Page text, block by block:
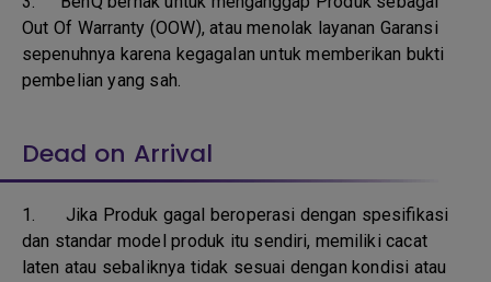
Out Of Warranty (OOW), atau menolak layanan Garansi
sepenuhnya karena kegagalan untuk memberikan bukti
pembelian yang sah.
Dead on Arrival
1. Jika Produk gagal beroperasi dengan spesifikasi
dan standar model produk itu sendiri, memiliki cacat
laten atau sebaliknya tidak sesuai dengan kondisi atau